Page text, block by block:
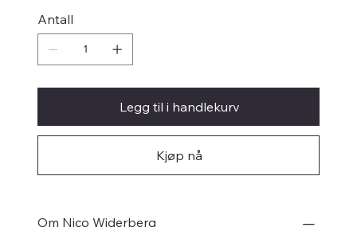
Antall
Legg til i handlekurv
Kjøp nå
Om Nico Widerberg